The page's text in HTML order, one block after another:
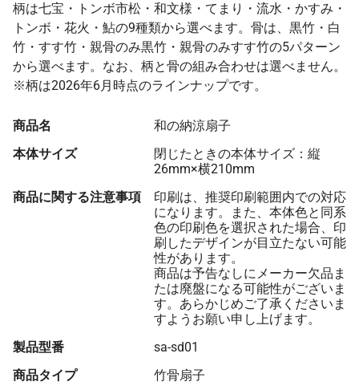
柄は七宝・トンボ市松・和文様・てまり・流水・かすみ・
トンボ・花火・鮎の9種類から選べます。骨は、黒竹・白
竹・すす竹・親骨のみ黒竹・親骨のみすす竹の5パターン
から選べます。なお、柄と骨の組み合わせは選べません。
※柄は2026年6月時点のラインナップです。
商品名
和の納涼扇子
本体サイズ
閉じたときの本体サイズ：縦
26mm×横210mm
商品に関する注意事項
印刷は、推奨印刷範囲内での対応
になります。また、本体色と同系
色の印刷色を選択された場合、印
刷したデザインが目立たない可能
性があります。
商品は予告なしにメーカー欠品ま
たは廃盤になる可能性がございま
す。あらかじめご了承くださいま
すようお願い申し上げます。
製品型番
sa-sd01
商品タイプ
竹骨扇子